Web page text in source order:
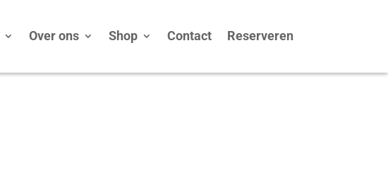
Over ons Shop Contact Reserveren